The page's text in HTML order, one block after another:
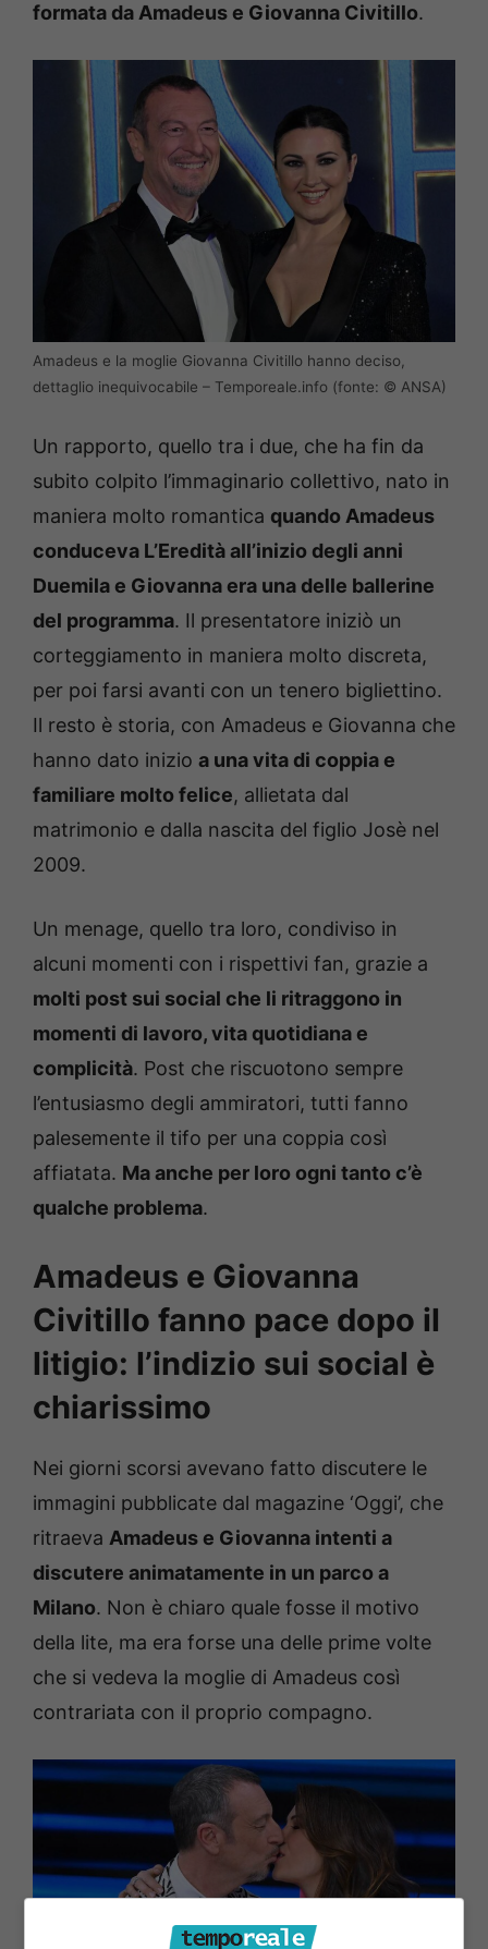
formata da Amadeus e Giovanna Civitillo.
Amadeus e la moglie Giovanna Civitillo hanno deciso,
dettaglio inequivocabile – Temporeale.info (fonte: © ANSA)
Un rapporto, quello tra i due, che ha fin da
subito colpito l’immaginario collettivo, nato in
maniera molto romantica quando Amadeus
conduceva L’Eredità all’inizio degli anni
Duemila e Giovanna era una delle ballerine
del programma. Il presentatore iniziò un
corteggiamento in maniera molto discreta,
per poi farsi avanti con un tenero bigliettino.
Il resto è storia, con Amadeus e Giovanna che
hanno dato inizio a una vita di coppia e
familiare molto felice, allietata dal
matrimonio e dalla nascita del figlio Josè nel
2009.
Un menage, quello tra loro, condiviso in
alcuni momenti con i rispettivi fan, grazie a
molti post sui social che li ritraggono in
momenti di lavoro, vita quotidiana e
complicità. Post che riscuotono sempre
l’entusiasmo degli ammiratori, tutti fanno
palesemente il tifo per una coppia così
affiatata. Ma anche per loro ogni tanto c’è
qualche problema.
Amadeus e Giovanna
Civitillo fanno pace dopo il
litigio: l’indizio sui social è
chiarissimo
Nei giorni scorsi avevano fatto discutere le
immagini pubblicate dal magazine ‘Oggi’, che
ritraeva Amadeus e Giovanna intenti a
discutere animatamente in un parco a
Milano. Non è chiaro quale fosse il motivo
della lite, ma era forse una delle prime volte
che si vedeva la moglie di Amadeus così
contrariata con il proprio compagno.